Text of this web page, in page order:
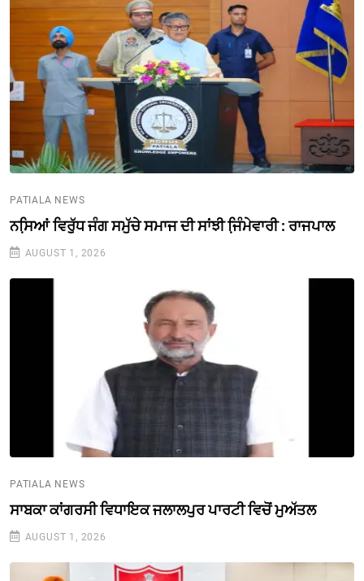
PATIALA NEWS
ਨਸਿ਼ਆਂ ਵਿਰੁੱਧ ਜੰਗ ਸਮੁੱਚੇ ਸਮਾਜ ਦੀ ਸਾਂਝੀ ਜਿ਼ੰਮੇਵਾਰੀ : ਰਾਜਪਾਲ
AUGUST 1, 2026
PATIALA NEWS
ਸਾਬਕਾ ਕਾਂਗਰਸੀ ਵਿਧਾਇਕ ਜਲਾਲਪੁਰ ਪਾਰਟੀ ਵਿਚੋਂ ਮੁਅੱਤਲ
AUGUST 1, 2026